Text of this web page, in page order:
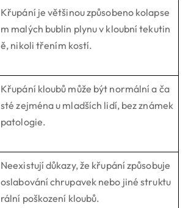
Křupání je většinou způsobeno kolapse
m malých bublin plynu v kloubní tekutin
ě, nikoli třením kostí.
Křupání kloubů může být normální a ča
sté zejména u mladších lidí, bez známek
patologie.
Neexistují důkazy, že křupání způsobuje
oslabování chrupavek nebo jiné struktu
rální poškození kloubů.